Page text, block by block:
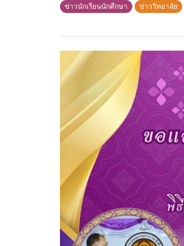
ข่าวนักเรียนนักศึกษา ข่าววิทยาลัย